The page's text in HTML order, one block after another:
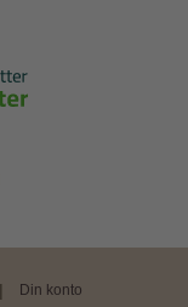
Din konto